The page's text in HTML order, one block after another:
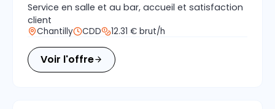
Service en salle et au bar, accueil et satisfaction
client
Chantilly CDD 12.31 € brut/h
Voir l'offre